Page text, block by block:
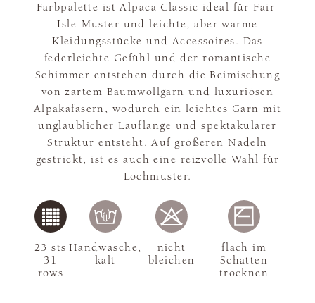
Farbpalette ist Alpaca Classic ideal für Fair-
Isle-Muster und leichte, aber warme
Kleidungsstücke und Accessoires. Das
federleichte Gefühl und der romantische
Schimmer entstehen durch die Beimischung
von zartem Baumwollgarn und luxuriösen
Alpakafasern, wodurch ein leichtes Garn mit
unglaublicher Lauflänge und spektakulärer
Struktur entsteht. Auf größeren Nadeln
gestrickt, ist es auch eine reizvolle Wahl für
Lochmuster.
23 sts
31
rows
Handwäsche,
kalt
nicht
bleichen
flach im
Schatten
trocknen